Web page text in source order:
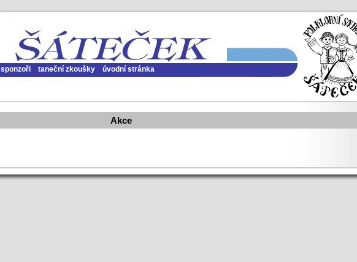
sponzoři taneční zkoušky úvodní stránka
Akce